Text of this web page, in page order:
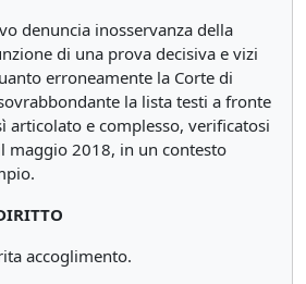
denuncia inosservanza della
di una prova decisiva e vizi
erroneamente la Corte di
la lista testi a fronte
articolato e complesso, verificatosi
2018, in un contesto
accoglimento.